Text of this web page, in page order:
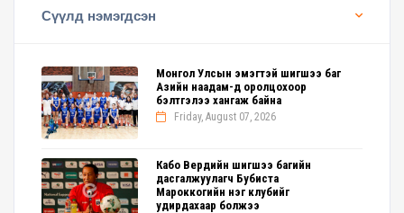
Сүүлд нэмэгдсэн
Монгол Улсын эмэгтэй шигшээ баг
Азийн наадам-д оролцохоор
бэлтгэлээ хангаж байна
Friday, August 07, 2026
Кабо Вердийн шигшээ багийн
дасгалжуулагч Бубиста
Мароккогийн нэг клубийг
удирдахаар болжээ